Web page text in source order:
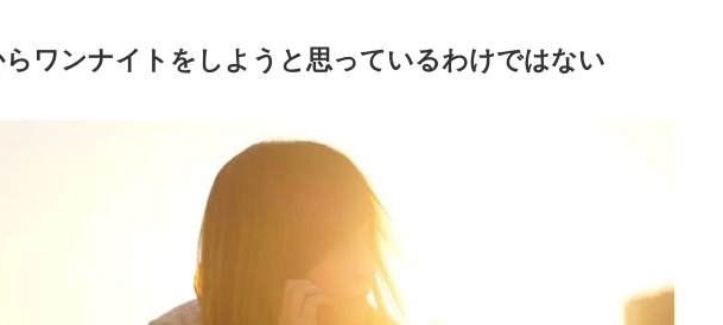
らワンナイトをしようと思っているわけではない